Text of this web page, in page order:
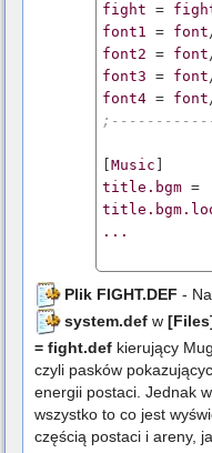
fight =
font1 = font
font2 = font
font3 = font
font4 = font
Music
title.bgm
...
Plik FIGHT.DEF -
system.def w
= fight.def kierujący
czyli pasków
energii postaci. Jednak
wszystko to co jest
częścią postaci i areny,